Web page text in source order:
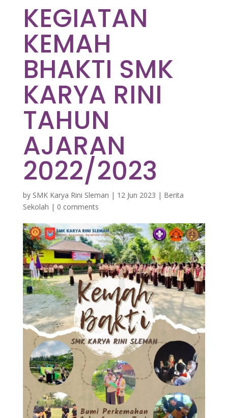
KEGIATAN
KEMAH
BHAKTI SMK
KARYA RINI
TAHUN
AJARAN
2022/2023
by SMK Karya Rini Sleman | 12 Jun 2023 | Berita
Sekolah | 0 comments